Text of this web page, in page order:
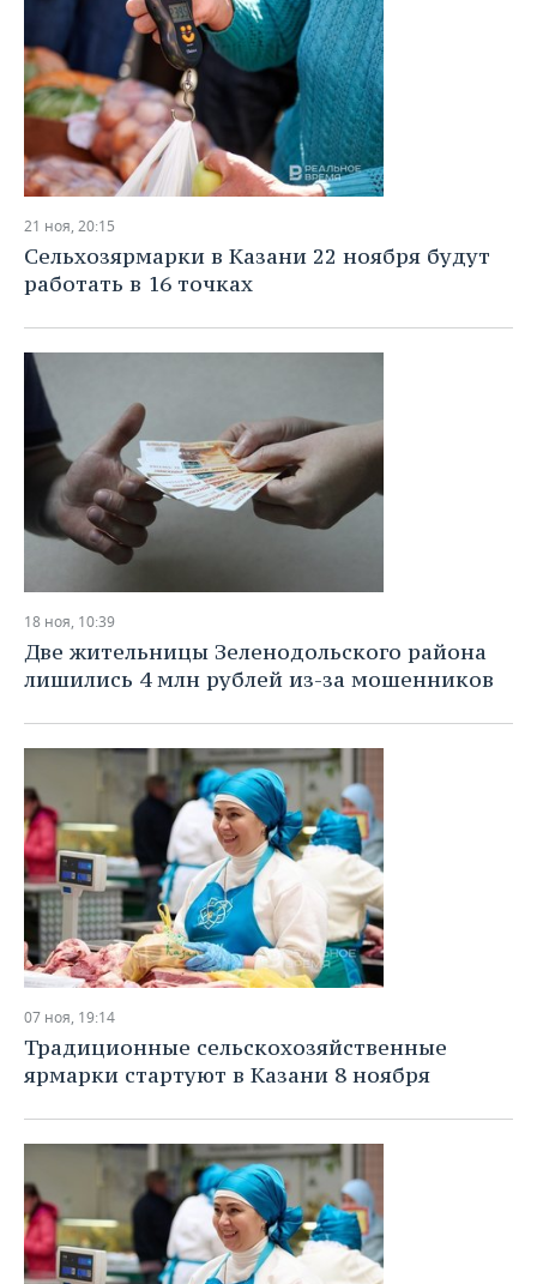
21 ноя, 20:15
Сельхозярмарки в Казани 22 ноября будут
работать в 16 точках
18 ноя, 10:39
Две жительницы Зеленодольского района
лишились 4 млн рублей из-за мошенников
07 ноя, 19:14
Традиционные сельскохозяйственные
ярмарки стартуют в Казани 8 ноября